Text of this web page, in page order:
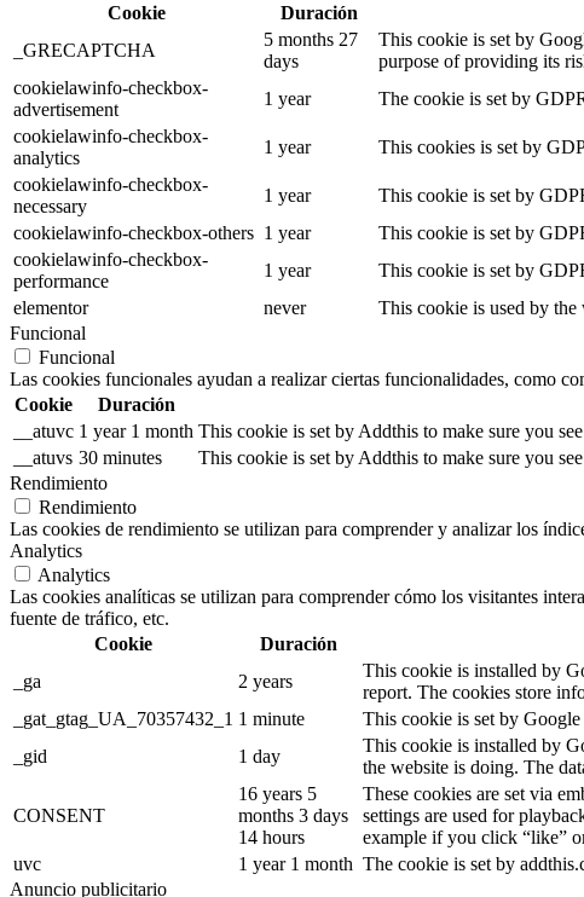
Cookie
Duración
_GRECAPTCHA
5 months 27
days
This cookie is set by
purpose of providing its
cookielawinfo-checkbox-
advertisement
1 year
The cookie is set by
cookielawinfo-checkbox-
analytics
1 year
This cookies is set by
cookielawinfo-checkbox-
necessary
1 year
This cookie is set by
cookielawinfo-checkbox-others 1 year
This cookie is set by
cookielawinfo-checkbox-
performance
1 year
This cookie is set by
elementor
never
This cookie is used by the
Funcional
Funcional
Las cookies funcionales ayudan a realizar ciertas funcionalidades, como
Cookie
Duración
__atuvc 1 year 1 month This cookie is set by Addthis to make sure you
__atuvs 30 minutes
This cookie is set by Addthis to make sure you
Rendimiento
Rendimiento
Las cookies de rendimiento se utilizan para comprender y analizar los
Analytics
Analytics
Las cookies analíticas se utilizan para comprender cómo los visitantes
fuente de tráfico, etc.
Cookie
Duración
_ga
2 years
This cookie is installed by
report. The cookies store
_gat_gtag_UA_70357432_1 1 minute
This cookie is set by
_gid
1 day
This cookie is installed by
the website is doing. The
CONSENT
16 years 5
months 3 days
14 hours
These cookies are set via
settings are used for
example if you click “like”
uvc
1 year 1 month The cookie is set by
Anuncio publicitario